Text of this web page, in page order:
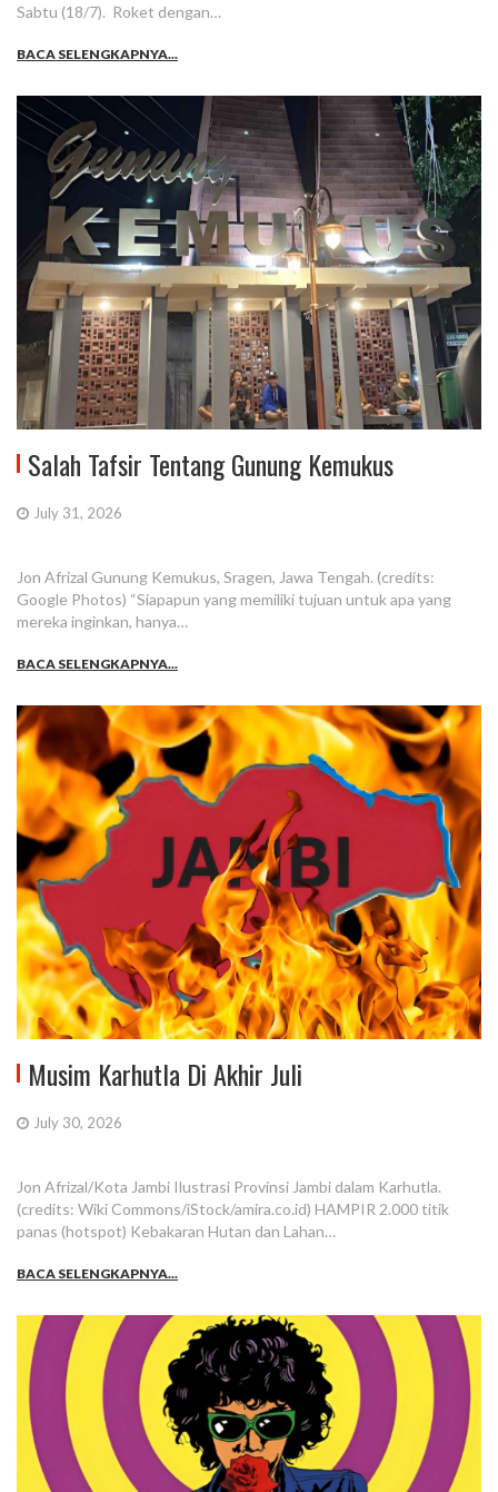
Sabtu (18/7). Roket dengan…
BACA SELENGKAPNYA...
Salah Tafsir Tentang Gunung Kemukus
July 31, 2026
Jon Afrizal Gunung Kemukus, Sragen, Jawa Tengah. (credits:
Google Photos) “Siapapun yang memiliki tujuan untuk apa yang
mereka inginkan, hanya…
BACA SELENGKAPNYA...
Musim Karhutla Di Akhir Juli
July 30, 2026
Jon Afrizal/Kota Jambi Ilustrasi Provinsi Jambi dalam Karhutla.
(credits: Wiki Commons/iStock/amira.co.id) HAMPIR 2.000 titik
panas (hotspot) Kebakaran Hutan dan Lahan…
BACA SELENGKAPNYA...